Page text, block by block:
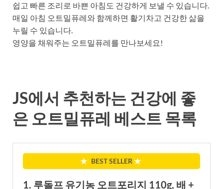
쉽고 빠른 조리로 바쁜 아침도 건강하게 보낼 수 있습니다.
매일 아침 오트밀퓨레와 함께하면 활기차고 건강한 삶을
누릴 수 있습니다.
영양을 채워주는 오트밀퓨레를 만나보세요!
JS에서 추천하는 건강에 좋
은 오트밀퓨레 베스트 목록
★ BEST SELLER ★
1. 루돌프 유기농 오트포리지 110g, 배 +